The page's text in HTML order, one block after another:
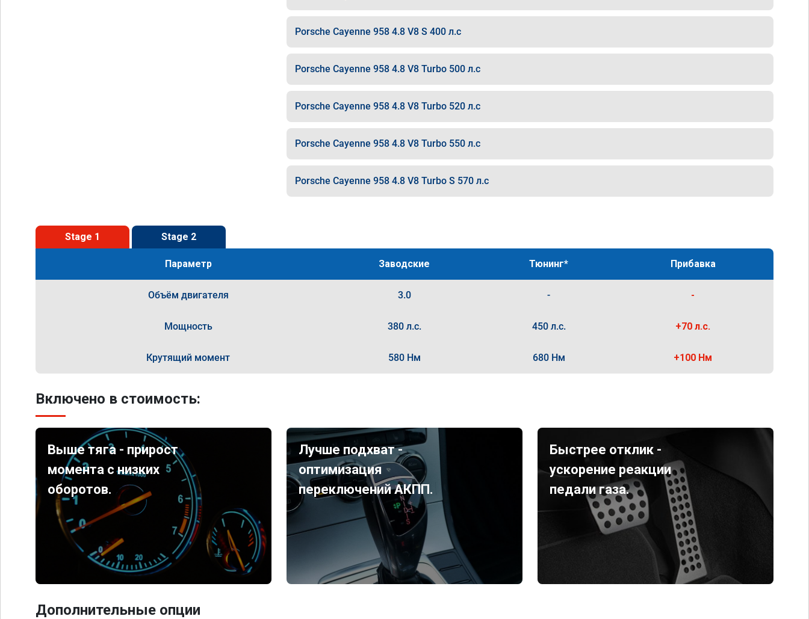
Porsche Cayenne 958 4.8 V8 S 400 л.с
Porsche Cayenne 958 4.8 V8 Turbo 500 л.с
Porsche Cayenne 958 4.8 V8 Turbo 520 л.с
Porsche Cayenne 958 4.8 V8 Turbo 550 л.с
Porsche Cayenne 958 4.8 V8 Turbo S 570 л.с
Stage 1 Stage 2
Параметр Заводские Тюнинг* Прибавка
Объём двигателя 3.0 - -
Мощность 380 л.с. 450 л.с. +70 л.с.
Крутящий момент 580 Нм 680 Нм +100 Нм
Включено в стоимость:
Выше тяга - прирост
момента с низких
оборотов.
Лучше подхват -
оптимизация
переключений АКПП.
Быстрее отклик -
ускорение реакции
педали газа.
Дополнительные опции